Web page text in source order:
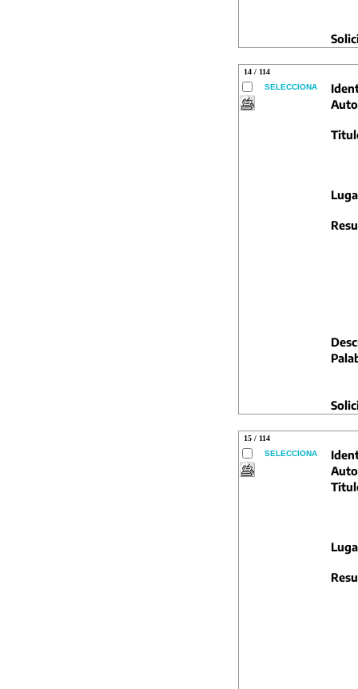
14 / 114
SELECCIONA
15 / 114
SELECCIONA